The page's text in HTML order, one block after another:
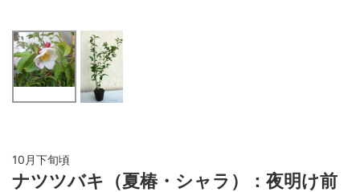
10月下旬頃
ナツツバキ（夏椿・シャラ）：夜明け前